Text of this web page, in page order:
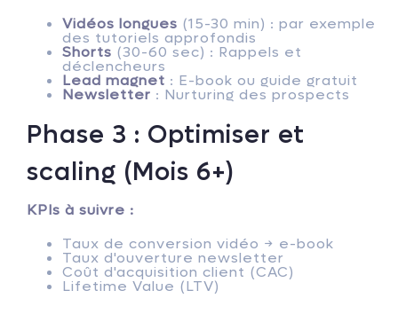
Vidéos longues (15-30 min) : par exemple
des tutoriels approfondis
Shorts (30-60 sec) : Rappels et
déclencheurs
Lead magnet : E-book ou guide gratuit
Newsletter : Nurturing des prospects
Phase 3 : Optimiser et
scaling (Mois 6+)
KPIs à suivre :
Taux de conversion vidéo → e-book
Taux d'ouverture newsletter
Coût d'acquisition client (CAC)
Lifetime Value (LTV)